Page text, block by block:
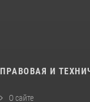
ПРАВОВАЯ И
О сайте